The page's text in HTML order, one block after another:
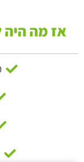
אז מה היה